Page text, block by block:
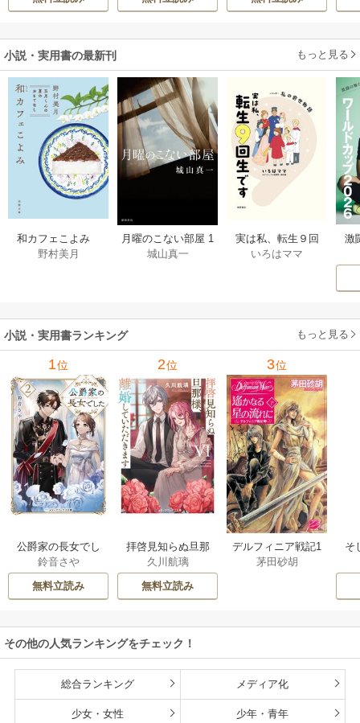
ばれる
小説・実用書の最新刊 もっと見る
和カフェこよみ
五月くんの夏のお
野村美月
月曜のこない部屋 1
巻
城山真一
実は私、転生９回
生です マンガ
いろはママ
激
小説・実用書ランキング もっと見る
1位
公爵家の長女でし
た
鈴音さや
無料立読み
2位
拝啓見知らぬ旦那
様、離婚していた
だきます
久川航璃
無料立読み
3位
デルフィニア戦記1
茅田砂胡
そ
その他の人気ランキングをチェック！
総合ランキング メディア化
少女・女性 少年・青年